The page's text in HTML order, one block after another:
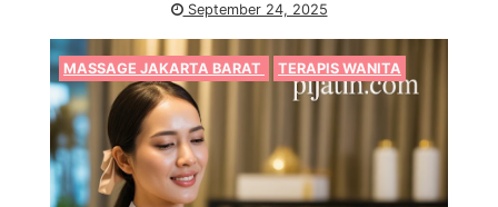
September 24, 2025
MASSAGE JAKARTA BARAT TERAPIS WANITA